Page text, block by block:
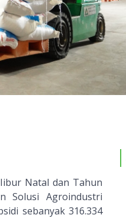
Natal dan Tahun
Solusi Agroindustri
sebanyak 316.334